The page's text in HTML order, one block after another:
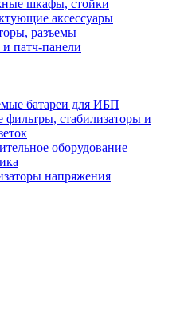
шкафы, стойки
аксессуары
разъемы
и патч-панели
батареи для ИБП
фильтры, стабилизаторы и
оборудование
напряжения